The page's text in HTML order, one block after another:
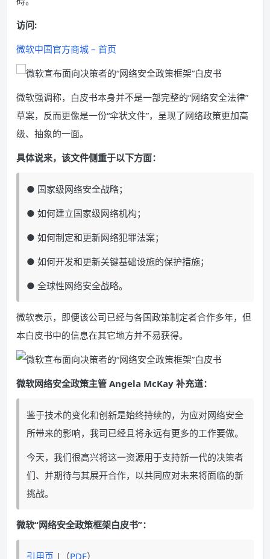
访问:
微软中国官方商城 – 首页
微软强调称，白皮书本身并不是一部完整的“网络安全法律”
草案，反而更像是一份“伞状文件”，呈现了网络政策更加高
级、抽象的一面。
具体说来，该文件侧重于以下方面：
● 国家级网络安全战略；
● 如何建立国家级网络机构；
● 如何制定和更新网络犯罪法案；
● 如何开发和更新关键基础设施的保护措施；
● 全球性网络安全战略。
微软表示，即便该公司已经与各国政策制定者合作多年，但
本白皮书中的信息在其它地方并不易获得。
微软网络安全政策主管 Angela McKay 补充道：
鉴于技术的变化和创新是始终持续的，为应对网络安全
所带来的影响，我司已经且将永远有更多的工作要做。
今天，我们很高兴将这一资源用于支持新一代的决策者
们、并期待与其展开合作，以共同应对未来将面临的新
挑战。
微软“网络安全政策框架白皮书”：
引用页 |（PDF）